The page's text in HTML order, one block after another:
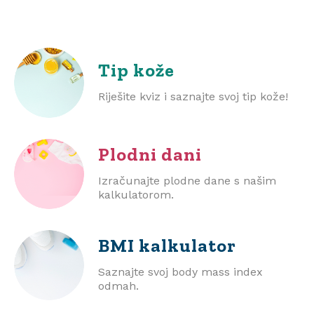
Tip kože
Riješite kviz i saznajte svoj tip kože!
Plodni dani
Izračunajte plodne dane s našim
kalkulatorom.
BMI kalkulator
Saznajte svoj body mass index
odmah.